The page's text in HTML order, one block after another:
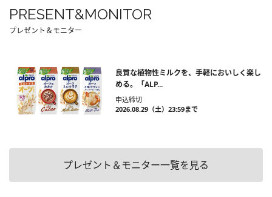
PRESENT&MONITOR
プレゼント＆モニター
良質な植物性ミルクを、手軽においしく楽し
める。「ALP...
申込締切
2026.08.29（土）23:59まで
プレゼント＆モニター一覧を見る